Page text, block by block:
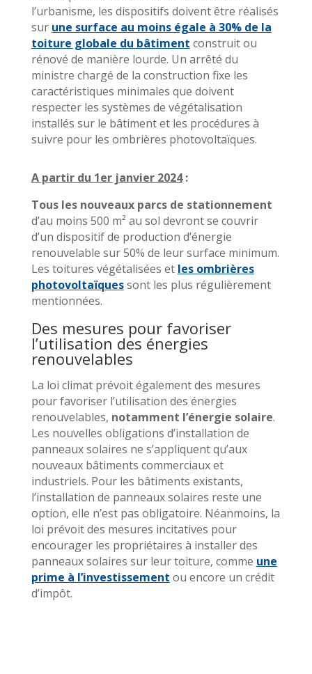
l’urbanisme, les dispositifs doivent être réalisés
sur une surface au moins égale à 30% de la
toiture globale du bâtiment construit ou
rénové de manière lourde. Un arrêté du
ministre chargé de la construction fixe les
caractéristiques minimales que doivent
respecter les systèmes de végétalisation
installés sur le bâtiment et les procédures à
suivre pour les ombrières photovoltaïques.
A partir du 1er janvier 2024:
Tous les nouveaux parcs de stationnement
d’au moins 500 m² au sol devront se couvrir
d’un dispositif de production d’énergie
renouvelable sur 50% de leur surface minimum.
Les toitures végétalisées et les ombrières
photovoltaïquessont les plus régulièrement
mentionnées.
Des mesures pour favoriser
l’utilisation des énergies
renouvelables
La loi climat prévoit également des mesures
pour favoriser l’utilisation des énergies
renouvelables, notamment l’énergie solaire.
Les nouvelles obligations d’installation de
panneaux solaires ne s’appliquent qu’aux
nouveaux bâtiments commerciaux et
industriels. Pour les bâtiments existants,
l’installation de panneaux solaires reste une
option, elle n’est pas obligatoire. Néanmoins, la
loi prévoit des mesures incitatives pour
encourager les propriétaires à installer des
panneaux solaires sur leur toiture, comme une
prime à l’investissement ou encore un crédit
d’impôt.